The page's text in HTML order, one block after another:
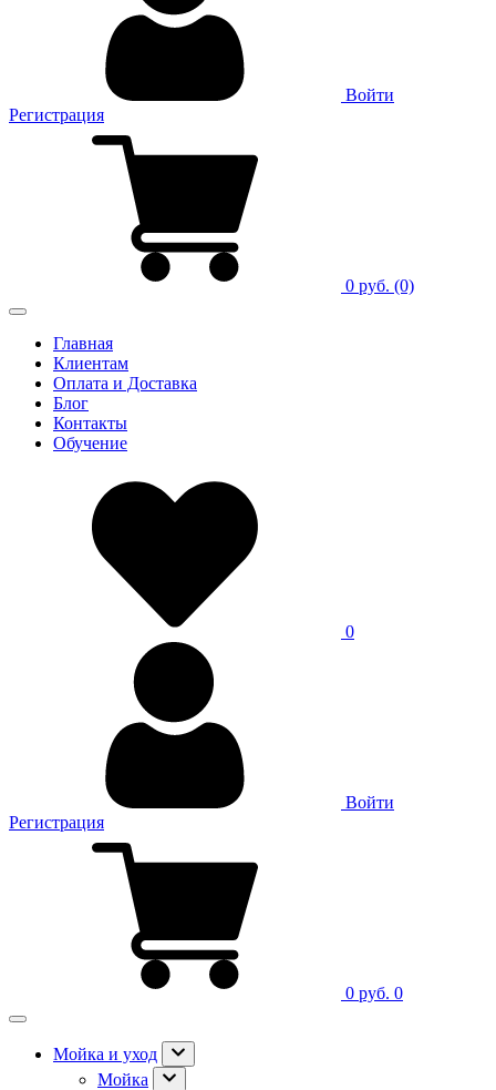
Войти
Регистрация
0 руб. (0)
Главная
Клиентам
Оплата и Доставка
Блог
Контакты
Обучение
0
Войти
Регистрация
0 руб. 0
Мойка и уход
Мойка